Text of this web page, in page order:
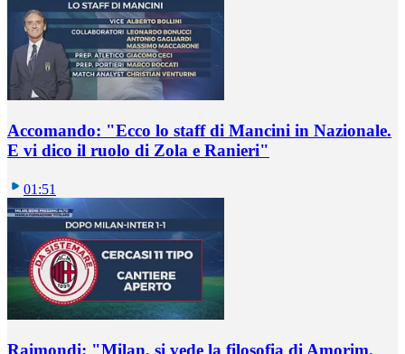
Accomando: "Ecco lo staff di Mancini in Nazionale.
E vi dico il ruolo di Zola e Ranieri"
01:51
Raimondi: "Milan, si vede la filosofia di Amorim.